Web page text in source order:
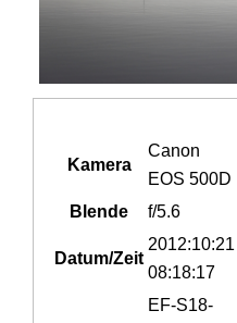
Kamera
Canon
EOS 500D
Blende
f/5.6
Datum/Zeit
2012:10:21
08:18:17
EF-S18-